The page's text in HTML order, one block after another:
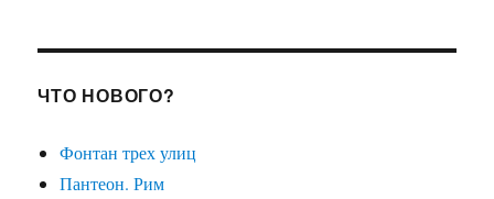
ЧТО НОВОГО?
Фонтан трех улиц
Пантеон. Рим